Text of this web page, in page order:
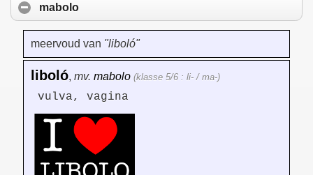
mabolo
meervoud van "liboló"
liboló, mv. mabolo (klasse 5/6 : li- / ma-)
vulva, vagina